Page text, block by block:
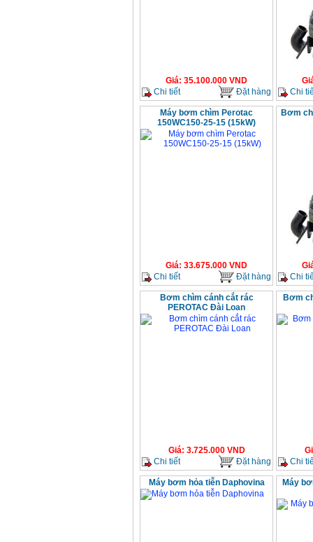
Giá: 35.100.000 VND
Chi tiết
Đặt hàng
Chi
Máy bơm chìm Perotac
150WC150-25-15 (15kW)
Giá: 33.675.000 VND
Chi tiết
Đặt hàng
Bơm
Chi
Bơm chìm cánh cắt rác
PEROTAC Đài Loan
Giá: 3.725.000VND
Chi tiết
Đặt hàng
Bơm
Chi
Máy bơm hỏa tiễn Daphovina Máy